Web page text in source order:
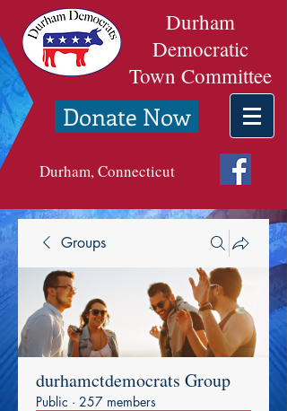
Durham
Democratic
Town Committee
Donate Now
Durham, Connecticut
Groups
durhamctdemocrats Group
Public · 257 members